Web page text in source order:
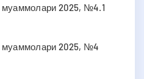
муаммолари 2025, №4.1
муаммолари 2025, №4